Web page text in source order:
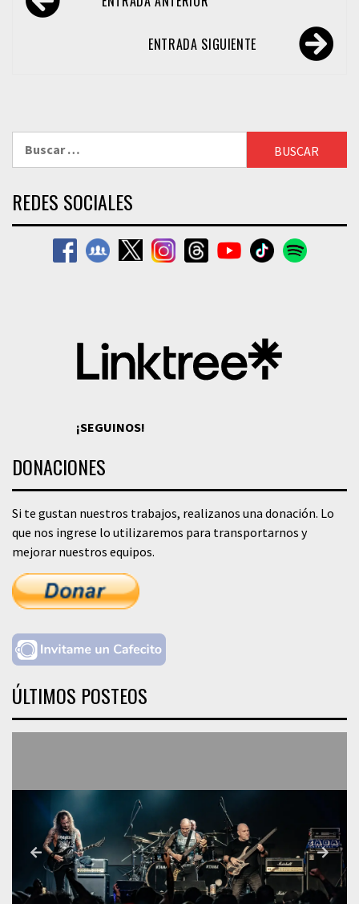
de
ENTRADA SIGUIENTE
REDES SOCIALES
¡SEGUINOS!
DONACIONES
Si te gustan nuestros trabajos, realizanos una donación. Lo
que nos ingrese lo utilizaremos para transportarnos y
mejorar nuestros equipos.
ÚLTIMOS POSTEOS